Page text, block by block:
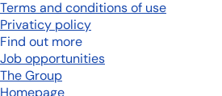
Terms and conditions of use
Privaticy policy
Find out more
Job opportunities
The Group
Homepage